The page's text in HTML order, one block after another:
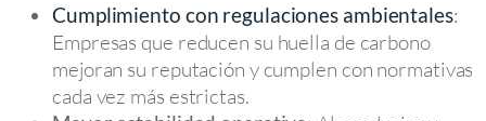
Cumplimiento con regulaciones ambientales:
Empresas que reducen su huella de carbono
mejoran su reputación y cumplen con normativas
cada vez más estrictas.